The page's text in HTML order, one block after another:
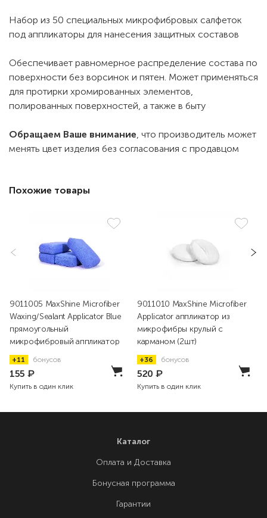
Набор из 50 специальных микрофибровых салфеток
под аппликаторы для нанесения защитных составов
Обеспечивает равномерное распределение состава по
поверхности без ворсинок и пятен. Может применяться
для протирки хромированных элементов,
полированных поверхностей, а также в быту
Обращаем Ваше внимание, что производитель может
менять цвет изделия без согласования с продавцом
Похожие товары
9011005 MaxShine Microfiber
Waxing/Sealant Applicator Blue
прямоугольный
микрофибровый аппликатор
+11 бонусов
155 ₽
Купить в один клик
9011010 MaxShine Microfiber
Applicator аппликатор из
микрофибры крулый с
карманом (2шт)
+36 бонусов
520 ₽
Купить в один клик
Каталог
Оплата и Доставка
Бонусная программа
Гарантии